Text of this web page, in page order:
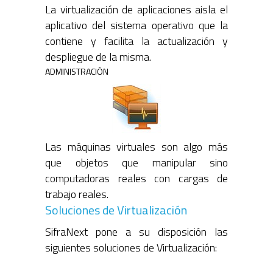
La virtualización de aplicaciones aisla el
aplicativo del sistema operativo que la
contiene y facilita la actualización y
despliegue de la misma.
ADMINISTRACIÓN
Las máquinas virtuales son algo más
que objetos que manipular sino
computadoras reales con cargas de
trabajo reales.
Soluciones de Virtualización
SifraNext pone a su disposición las
siguientes soluciones de Virtualización: